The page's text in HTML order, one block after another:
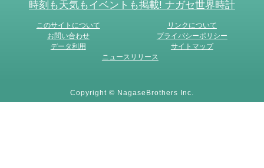
時刻も天気もイベントも掲載! ナガセ世界時計
このサイトについて
リンクについて
お問い合わせ
プライバシーポリシー
データ利用
サイトマップ
ニュースリリース
Copyright © NagaseBrothers Inc.